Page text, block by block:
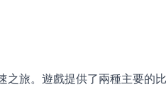
旅。遊戲提供了兩種主要的